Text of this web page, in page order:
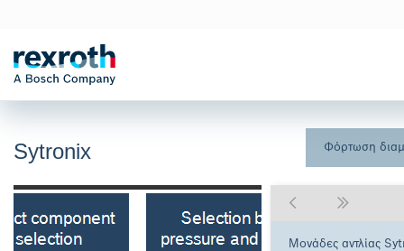
Sytronix Φόρτωση
Μονάδες αντλίας